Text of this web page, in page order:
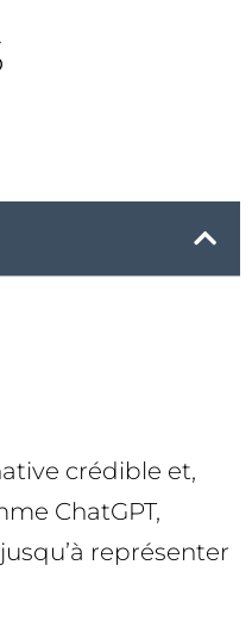
crédible et,
ChatGPT,
représenter